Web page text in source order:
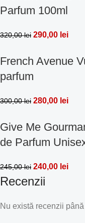
Parfum 100ml
320,00lei 290,00 lei
French Avenue
parfum
300,00lei 280,00 lei
Give Me
de Parfum
245,00lei 240,00 lei
Recenzii
Nu există recenzii